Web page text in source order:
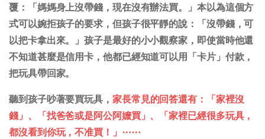
覆：「媽媽身上沒帶錢，現在沒有辦法買。」本以為這個方
式可以婉拒孩子的要求，但孩子很平靜的說：「沒帶錢，可
以把卡拿出來。」孩子是最好的小小觀察家，即使當時他還
不知道甚麼是信用卡，他都已經知道可以用「卡片」付款，
把玩具帶回家。
聽到孩子吵著要買玩具， 家長常見的回答還有：「家裡沒
錢」、「找爸爸或是阿公阿嬤買」、「家裡已經很多玩具，
都沒看到你玩，不准買！」⋯⋯